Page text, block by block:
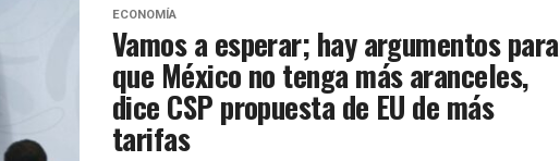
ECONOMÍA
Vamos a esperar; hay argumentos para
que México no tenga más aranceles,
dice CSP propuesta de EU de más
tarifas